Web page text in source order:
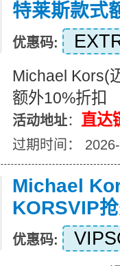
特莱斯款式
优惠码:
Michael Kors(
额外10%折扣
活动地址： 直达
过期时间：
Michael
KORSVIP
优惠码: